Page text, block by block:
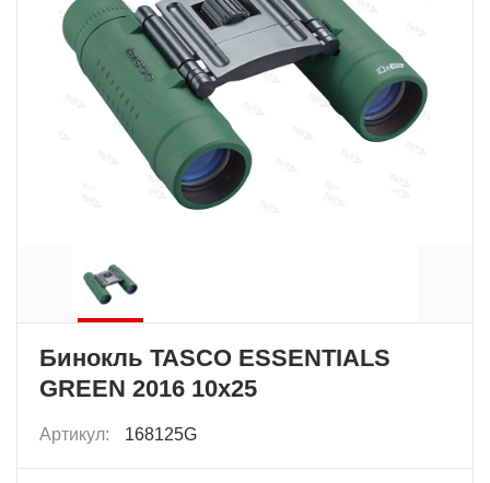
Бинокль TASCO ESSENTIALS
GREEN 2016 10x25
Артикул: 168125G